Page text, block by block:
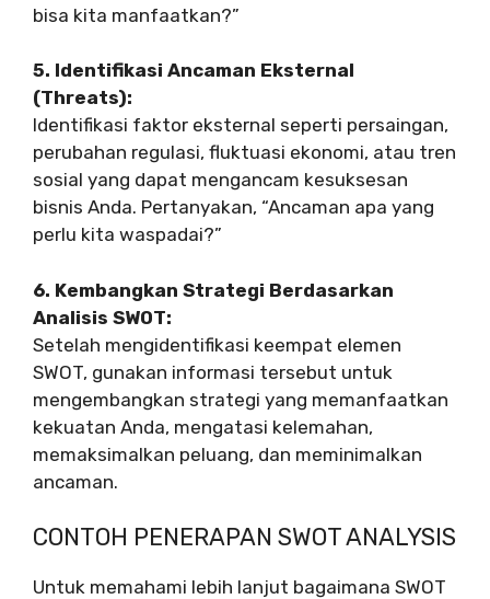
bisa kita manfaatkan?”
5. Identifikasi Ancaman Eksternal
(Threats):
Identifikasi faktor eksternal seperti persaingan,
perubahan regulasi, fluktuasi ekonomi, atau tren
sosial yang dapat mengancam kesuksesan
bisnis Anda. Pertanyakan, “Ancaman apa yang
perlu kita waspadai?”
6. Kembangkan Strategi Berdasarkan
Analisis SWOT:
Setelah mengidentifikasi keempat elemen
SWOT, gunakan informasi tersebut untuk
mengembangkan strategi yang memanfaatkan
kekuatan Anda, mengatasi kelemahan,
memaksimalkan peluang, dan meminimalkan
ancaman.
CONTOH PENERAPAN SWOT ANALYSIS
Untuk memahami lebih lanjut bagaimana SWOT